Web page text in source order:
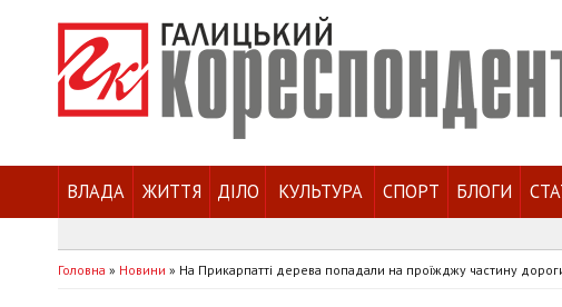
ВЛАДА ЖИТТЯ ДІЛО КУЛЬТУРА СПОРТ БЛОГИ
Головна » Новини » На Прикарпатті дерева попадали на проїжджу частину